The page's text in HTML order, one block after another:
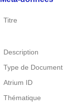
Titre
Description
Type de Document
Atrium ID
Thématique